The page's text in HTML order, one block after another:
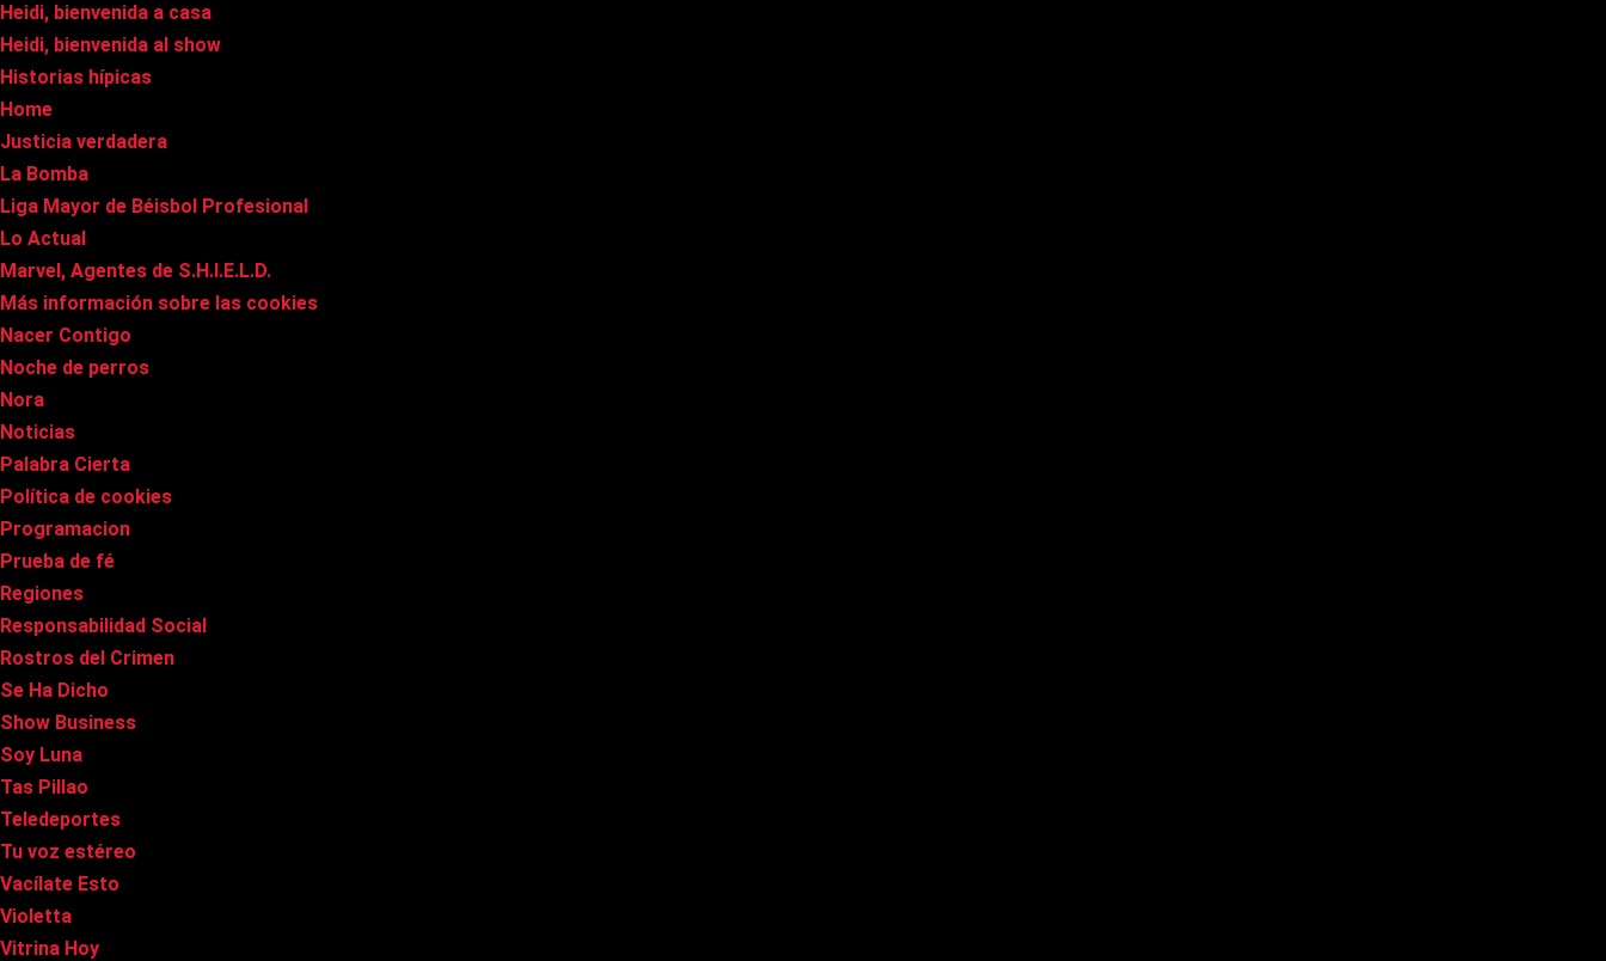
Heidi, bienvenida a casa
Heidi, bienvenida al show
Historias hípicas
Home
Justicia verdadera
La Bomba
Liga Mayor de Béisbol Profesional
Lo Actual
Marvel, Agentes de S.H.I.E.L.D.
Más información sobre las cookies
Nacer Contigo
Noche de perros
Nora
Noticias
Palabra Cierta
Política de cookies
Programacion
Prueba de fé
Regiones
Responsabilidad Social
Rostros del Crimen
Se Ha Dicho
Show Business
Soy Luna
Tas Pillao
Teledeportes
Tu voz estéreo
Vacílate Esto
Violetta
Vitrina Hoy